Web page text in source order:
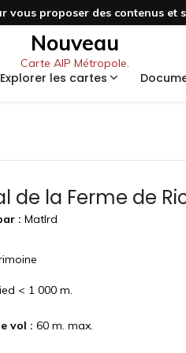
proposer des contenus et
Nouveau
Carte AIP Métropole.
Explorer les cartes
de la Ferme de
: Matlrd
< 1 000 m.
vol : 60 m. max.